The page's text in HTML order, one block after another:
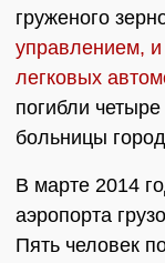
груженого
управлением, и
легковых
погибли
больницы
В марте 2014
аэропорта
Пять человек